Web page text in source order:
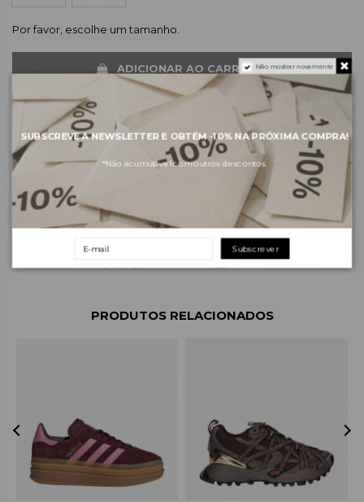
Por favor, escolhe um tamanho.
ADICIONAR AO CARRINHO
Envios e pagamentos
PRODUTOS RELACIONADOS
Não mostrar novamente
SUBSCREVE A NEWSLETTER E OBTÉM -10%NA PRÓXIMA COMPRA!
*Não acumulável com outros descontos.
Subscrever